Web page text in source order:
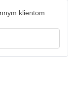
klientom